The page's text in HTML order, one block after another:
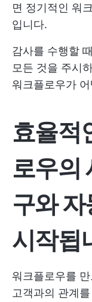
면 정기적인 워
입니다.
감사를 수행할
모든 것을 주시
워크플로우가
효율적
로우의
구와
시작됩
워크플로우를
고객과의 관계